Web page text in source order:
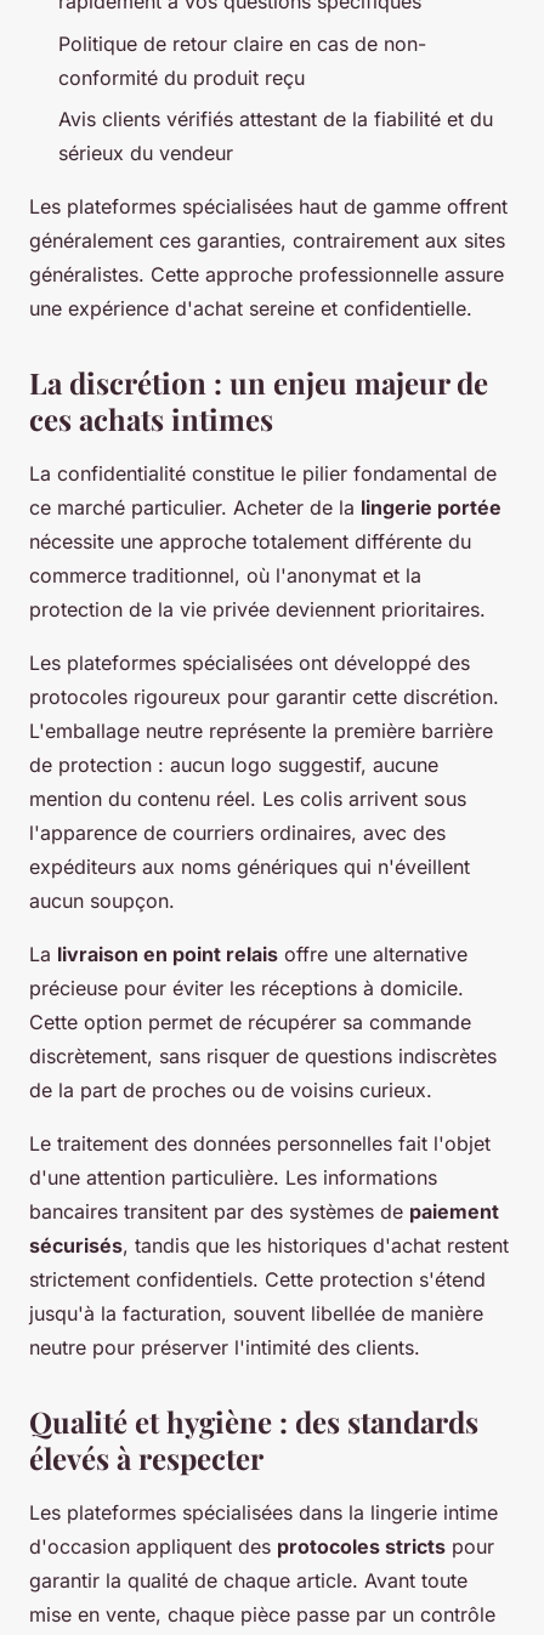
Politique de retour claire en cas de non-
conformité du produit reçu
Avis clients vérifiés attestant de la fiabilité et du
sérieux du vendeur
Les plateformes spécialisées haut de gamme offrent
généralement ces garanties, contrairement aux sites
généralistes. Cette approche professionnelle assure
une expérience d'achat sereine et confidentielle.
La discrétion : un enjeu majeur de
ces achats intimes
La confidentialité constitue le pilier fondamental de
ce marché particulier. Acheter de la lingerie portée
nécessite une approche totalement différente du
commerce traditionnel, où l'anonymat et la
protection de la vie privée deviennent prioritaires.
Les plateformes spécialisées ont développé des
protocoles rigoureux pour garantir cette discrétion.
L'emballage neutre représente la première barrière
de protection : aucun logo suggestif, aucune
mention du contenu réel. Les colis arrivent sous
l'apparence de courriers ordinaires, avec des
expéditeurs aux noms génériques qui n'éveillent
aucun soupçon.
La livraison en point relais offre une alternative
précieuse pour éviter les réceptions à domicile.
Cette option permet de récupérer sa commande
discrètement, sans risquer de questions indiscrètes
de la part de proches ou de voisins curieux.
Le traitement des données personnelles fait l'objet
d'une attention particulière. Les informations
bancaires transitent par des systèmes de paiement
sécurisés, tandis que les historiques d'achat restent
strictement confidentiels. Cette protection s'étend
jusqu'à la facturation, souvent libellée de manière
neutre pour préserver l'intimité des clients.
Qualité et hygiène : des standards
élevés à respecter
Les plateformes spécialisées dans la lingerie intime
d'occasion appliquent des protocoles stricts pour
garantir la qualité de chaque article. Avant toute
mise en vente, chaque pièce passe par un contrôle